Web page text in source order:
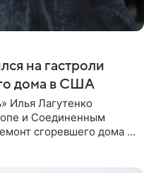
на гастроли
дома в США
Илья Лагутенко
и Соединенным
сгоревшего дома в